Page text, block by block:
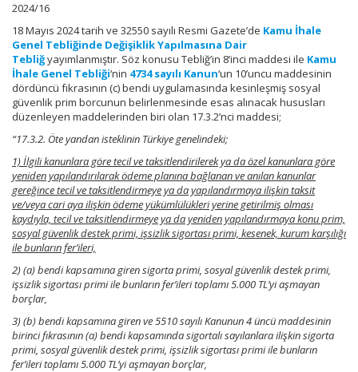
2024/16
18 Mayıs 2024 tarih ve 32550 sayılı Resmi Gazete’de Kamu İhale
Genel Tebliğinde Değişiklik Yapılmasına Dair
Tebliğyayımlanmıştır. Söz konusu Tebliğ’in 8’inci maddesi ile Kamu
İhale Genel Tebliği‘nin 4734 sayılı Kanun‘un 10’uncu maddesinin
dördüncü fıkrasının (c) bendi uygulamasında kesinleşmiş sosyal
güvenlik prim borcunun belirlenmesinde esas alınacak hususları
düzenleyen maddelerinden biri olan 17.3.2’nci maddesi;
“17.3.2. Öte yandan isteklinin Türkiye genelindeki;
1) İlgili kanunlara göre tecil ve taksitlendirilerek ya da özel kanunlara göre
yeniden yapılandırılarak ödeme planına bağlanan ve anılan kanunlar
gereğince tecil ve taksitlendirmeye ya da yapılandırmaya ilişkin taksit
ve/veya cari aya ilişkin ödeme yükümlülükleri yerine getirilmiş olması
kaydıyla, tecil ve taksitlendirmeye ya da yeniden yapılandırmaya konu prim,
sosyal güvenlik destek primi, işsizlik sigortası primi, kesenek, kurum karşılığı
ile bunların fer’ileri,
2) (a) bendi kapsamına giren sigorta primi, sosyal güvenlik destek primi,
işsizlik sigortası primi ile bunların fer’ileri toplamı 5.000 TL’yi aşmayan
borçlar,
3) (b) bendi kapsamına giren ve 5510 sayılı Kanunun 4 üncü maddesinin
birinci fıkrasının (a) bendi kapsamında sigortalı sayılanlara ilişkin sigorta
primi, sosyal güvenlik destek primi, işsizlik sigortası primi ile bunların
fer’ileri toplamı 5.000 TL’yi aşmayan borçlar,